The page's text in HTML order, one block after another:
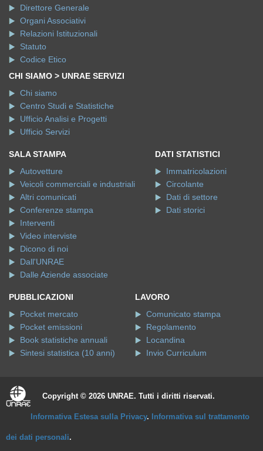
Direttore Generale
Organi Associativi
Relazioni Istituzionali
Statuto
Codice Etico
CHI SIAMO > UNRAE SERVIZI
Chi siamo
Centro Studi e Statistiche
Ufficio Analisi e Progetti
Ufficio Servizi
SALA STAMPA
Autovetture
Veicoli commerciali e industriali
Altri comunicati
Conferenze stampa
Interventi
Video interviste
Dicono di noi
Dall'UNRAE
Dalle Aziende associate
DATI STATISTICI
Immatricolazioni
Circolante
Dati di settore
Dati storici
PUBBLICAZIONI
Pocket mercato
Pocket emissioni
Book statistiche annuali
Sintesi statistica (10 anni)
LAVORO
Comunicato stampa
Regolamento
Locandina
Invio Curriculum
Copyright © 2026 UNRAE. Tutti i diritti riservati.
Informativa Estesa sulla Privacy. Informativa sul trattamento
dei dati personali.